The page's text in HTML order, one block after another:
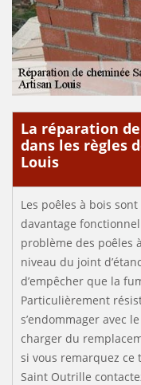
La réparation
dans les règles
Louis
Les poêles à bois
davantage
problème des poêles
niveau du joint
d’empêcher que la
Particulièrement
s’endommager avec
charger du
si vous remarquez ce
Saint Outrille